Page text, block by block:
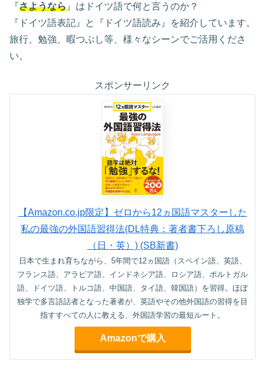
『さようなら 』はドイツ語で何と言うのか？
『ドイツ語表記』と『ドイツ語読み』を紹介しています。
旅行、勉強、暇つぶし等、様々なシーンでご活用くださ
い。
スポンサーリンク
【Amazon.co.jp限定】ゼロから12ヵ国語マスターした
私の最強の外国語習得法(DL特典：著者書下ろし原稿
（日・英）) (SB新書)
日本で生まれ育ちながら、5年間で12ヵ国語（スペイン語、英語、
フランス語、アラビア語、インドネシア語、ロシア語、ポルトガル
語、ドイツ語、トルコ語、中国語、タイ語、韓国語）を習得。ほぼ
独学で多言語話者となった著者が、英語やその他外国語の習得を目
指すすべての人に教える、外国語学習の最短ルート。
Amazonで購入